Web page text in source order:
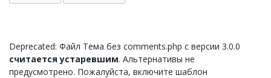
Deprecated: Файл Тема без comments.php с версии 3.0.0
считается устаревшим. Альтернативы не
предусмотрено. Пожалуйста, включите шаблон